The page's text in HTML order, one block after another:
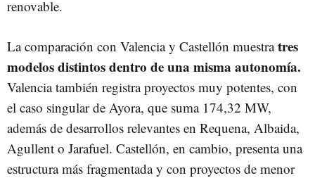
renovable.
La comparación con Valencia y Castellón muestratres
modelos distintos dentro de una misma autonomía.
Valencia también registra proyectos muy potentes, con
el caso singular de Ayora, que suma 174,32 MW,
además de desarrollos relevantes en Requena, Albaida,
Agullent o Jarafuel. Castellón, en cambio, presenta una
estructura más fragmentada y con proyectos de menor